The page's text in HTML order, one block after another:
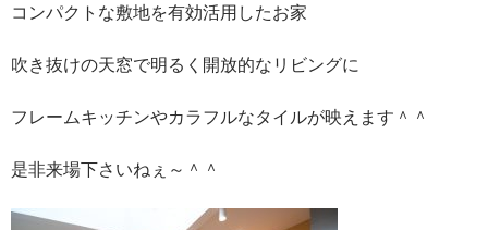
コンパクトな敷地を有効活用したお家
吹き抜けの天窓で明るく開放的なリビングに
フレームキッチンやカラフルなタイルが映えます＾＾
是非来場下さいねぇ～＾＾